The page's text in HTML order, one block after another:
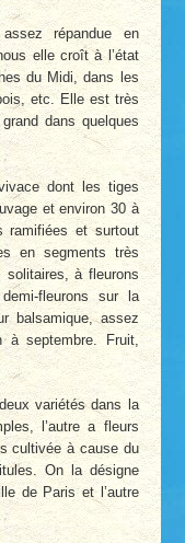
répandue en
elle croît à l’état
du Midi, dans les
etc. Elle est très
dans quelques
dont les tiges
et environ 30 à
et surtout
en segments très
solitaires, à fleurons
fleurons sur la
balsamique, assez
à septembre. Fruit,
variétés dans la
l’autre a fleurs
cultivée à cause du
On la désigne
de Paris et l’autre